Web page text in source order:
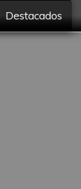
Destacados